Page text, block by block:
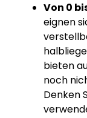
Von 0
eignen
bieten
noch
Denken